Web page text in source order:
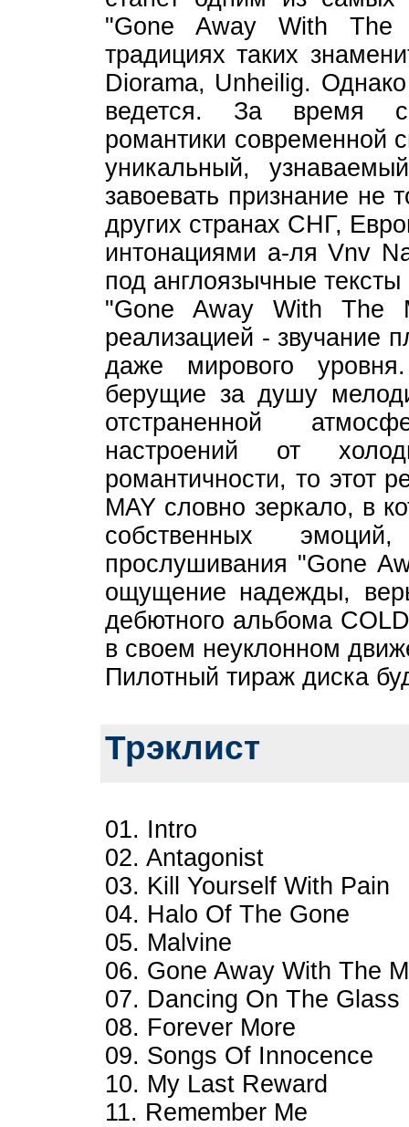
"Gone Away With The
традициях таких
Diorama, Unheilig.
ведется. За время
романтики современной
уникальный,
завоевать признание не
других странах СНГ,
интонациями а-ля Vnv
под англоязычные тексты
"Gone Away With The
реализацией - звучание
даже мирового
берущие за душу
отстраненной
настроений от
романтичности, то этот
MAY словно зеркало, в
собственных
прослушивания "Gone
ощущение надежды,
дебютного альбома
в своем неуклонном
Пилотный тираж диска
Трэклист
01. Intro
02. Antagonist
03. Kill Yourself With Pain
04. Halo Of The Gone
05. Malvine
06. Gone Away With The
07. Dancing On The Glass
08. Forever More
09. Songs Of Innocence
10. My Last Reward
11. Remember Me